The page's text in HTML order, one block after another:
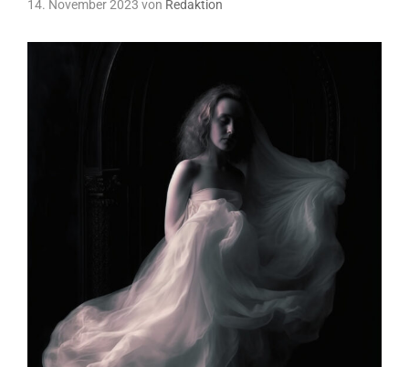
14. November 2023 von Redaktion